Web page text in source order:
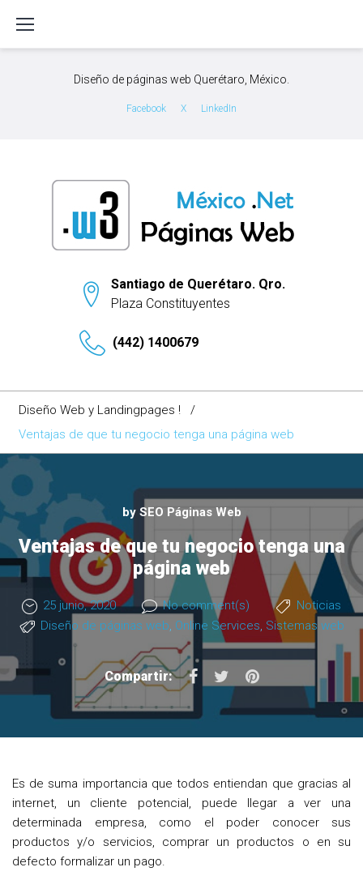
i
Diseño de páginas web Querétaro, México.
Facebook X LinkedIn
Santiago de Querétaro. Qro.
Plaza Constituyentes
(442) 1400679
Diseño Web y Landingpages !
/
Ventajas de que tu negocio tenga una página web
by SEO Páginas Web
Ventajas de que tu negocio tenga una
página web
25 junio, 2020 No comment(s)
Noticias
Diseño de páginas web, Online Services, Sistemas web
Compartir:
F
c
o
o
k
w
t
e
r
P
r
e
s
Es de suma importancia que todos entiendan que gracias al
internet, un cliente potencial, puede llegar a ver una
determinada empresa, como el poder conocer sus
productos y/o servicios, comprar un productos o en su
defecto formalizar un pago.